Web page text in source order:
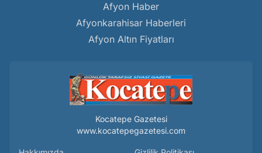
Afyon Haber
Afyonkarahisar Haberleri
Afyon Altın Fiyatları
Kocatepe Gazetesi
www.kocatepegazetesi.com